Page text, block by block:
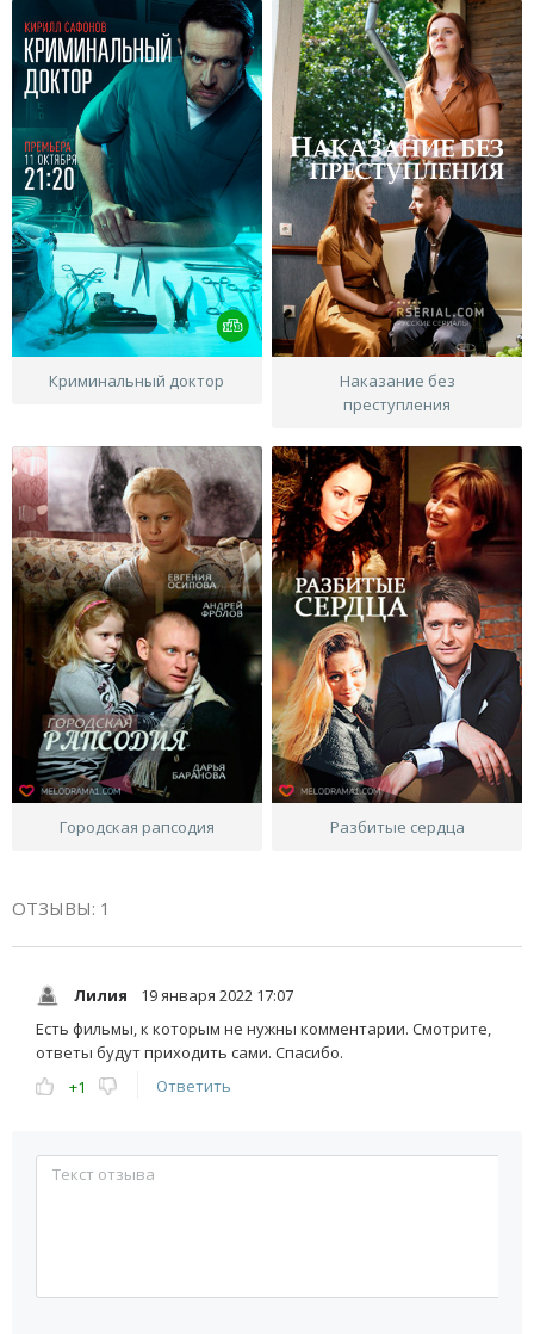
Криминальный доктор
Наказание без
преступления
Городская рапсодия Разбитые сердца
ОТЗЫВЫ: 1
Лилия
19 января 2022 17:07
Есть фильмы, к которым не нужны комментарии. Смотрите,
ответы будут приходить сами. Спасибо.
+1
Ответить